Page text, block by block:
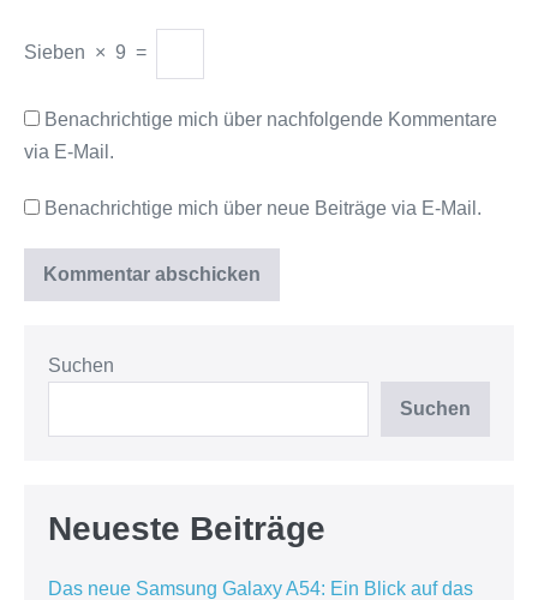
Sieben × 9 =
Benachrichtige mich über nachfolgende Kommentare
via E-Mail.
Benachrichtige mich über neue Beiträge via E-Mail.
Suchen
Suchen
Neueste Beiträge
Das neue Samsung Galaxy A54: Ein Blick auf das